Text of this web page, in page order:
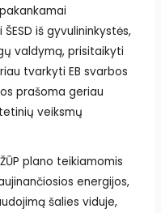
iš gyvulininkystės,
valdymą, prisitaikyti
tvarkyti EB svarbos
prašoma geriau
veiksmų
plano teikiamomis
energijos,
šalies viduje,